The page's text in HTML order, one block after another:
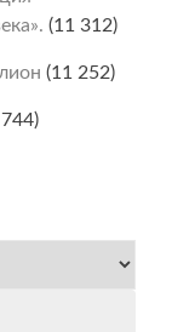
(11 312)
(11 252)